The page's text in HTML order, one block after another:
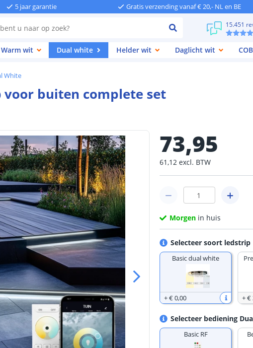
5 jaar garantie Gratis verzending vanaf € 20,- NL en BE
15.451
Warm wit Dual white Helder wit Daglicht wit COB
White
buiten complete set
73,95
61,12 excl. BTW
Morgen in huis
Selecteer soort ledstrip
Basic dual white
+€ 0,00 +€
Selecteer bediening
Basic RF